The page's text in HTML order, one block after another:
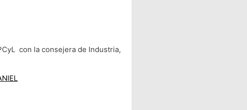
con la consejera de Industria,